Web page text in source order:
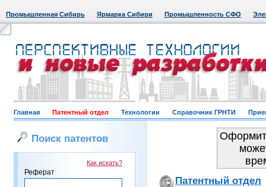
Промышленная Сибирь Ярмарка Сибири Промышленность СФО
Главная Патентный отдел Технологии Справочник ГРНТИ
Поиск патентов
Как искать?
Реферат
Патентный отдел